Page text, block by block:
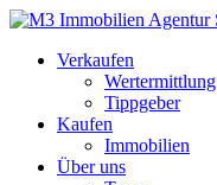
Verkaufen
Wertermittlung
Tippgeber
Kaufen
Immobilien
Über uns